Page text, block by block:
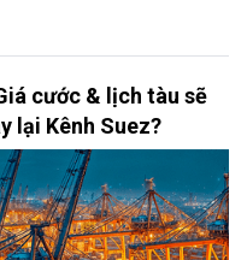
cước & lịch tàu sẽ
lại Kênh Suez?